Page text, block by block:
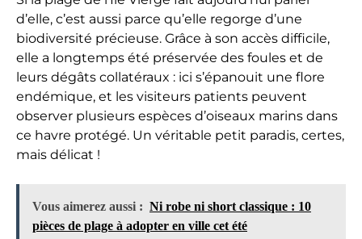
d’elle, c’est aussi parce qu’elle regorge d’une
biodiversité précieuse. Grâce à son accès difficile,
elle a longtemps été préservée des foules et de
leurs dégâts collatéraux : ici s’épanouit une flore
endémique, et les visiteurs patients peuvent
observer plusieurs espèces d’oiseaux marins dans
ce havre protégé. Un véritable petit paradis, certes,
mais délicat !
Vous aimerez aussi : Ni robe ni short classique : 10
pièces de plage à adopter en ville cet été